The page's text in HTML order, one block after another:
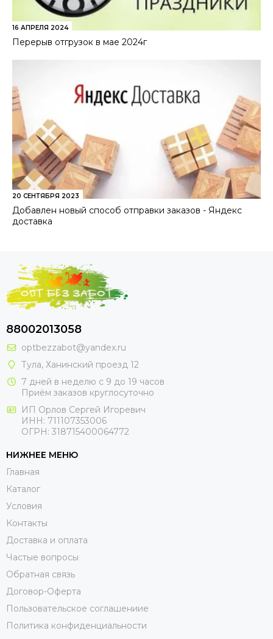
16 АПРЕЛЯ 2024
Перерыв отгрузок в мае 2024г
20 СЕНТЯБРЯ 2023
Добавлен новый способ отправки заказов - Яндекс
доставка
88002013058
optbezzabot@yandex.ru
Тула, Ханинский проезд 12
7 дней в неделю с 9 до 19 часов
Приём заказов круглосуточно
ИП Орлов Сергей Игоревич
ИНН: 711107353006
ОГРН: 318715400064772
НИЖНЕЕ МЕНЮ
Главная
Каталог
Условия
Контакты
Доставка и оплата
Частые вопросы
Обратная связь
Договор-Оферта
Пользовательское соглашениие
Политика конфиденциальности